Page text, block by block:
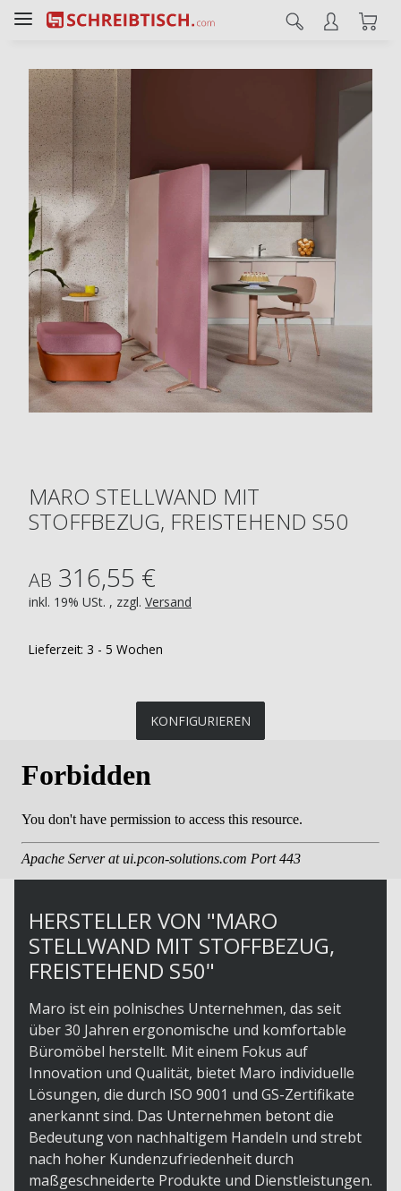
MARO STELLWAND MIT
STOFFBEZUG, FREISTEHEND S50
AB 316,55 €
inkl. 19% USt. , zzgl. Versand
Lieferzeit: 3 - 5 Wochen
KONFIGURIEREN
HERSTELLER VON "MARO
STELLWAND MIT STOFFBEZUG,
FREISTEHEND S50"
Maro ist ein polnisches Unternehmen, das seit
über 30 Jahren ergonomische und komfortable
Büromöbel herstellt. Mit einem Fokus auf
Innovation und Qualität, bietet Maro individuelle
Lösungen, die durch ISO 9001 und GS-Zertifikate
anerkannt sind. Das Unternehmen betont die
Bedeutung von nachhaltigem Handeln und strebt
nach hoher Kundenzufriedenheit durch
maßgeschneiderte Produkte und Dienstleistungen.